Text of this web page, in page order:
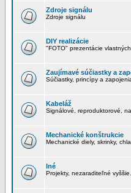
Zdroje signálu
Zdroje signálu
DIY realizácie
"FOTO" prezentácie
Zaujímavé súčiastky a
Súčiastky, princípy a
Kabeláž
Signálové, reproduktorové,
Mechanické konštrukcie
Mechanické diely, skrinky,
Iné
Projekty, nezaraditeľné vyššie.